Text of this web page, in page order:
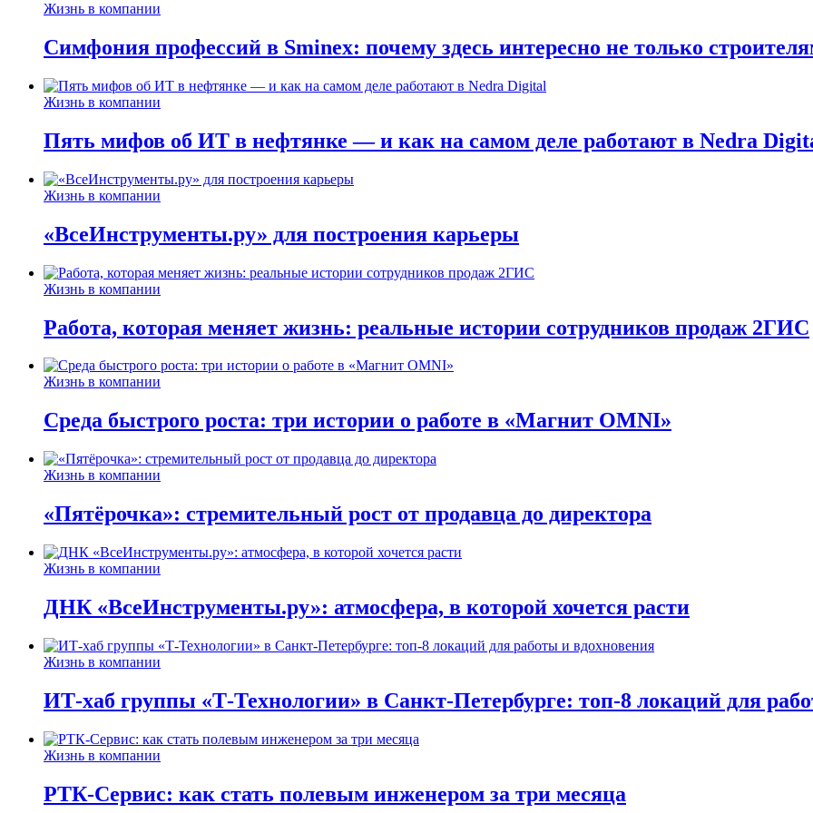
Жизнь в компании
Симфония профессий в Sminex: почему здесь интересно не только
Жизнь в компании
Пять мифов об ИТ в нефтянке — и как на самом деле работают в Nedra
Жизнь в компании
«ВсеИнструменты.ру» для построения карьеры
Жизнь в компании
Работа, которая меняет жизнь: реальные истории сотрудников продаж 2ГИС
Жизнь в компании
Среда быстрого роста: три истории о работе в «Магнит OMNI»
Жизнь в компании
«Пятёрочка»: стремительный рост от продавца до директора
Жизнь в компании
ДНК «ВсеИнструменты.ру»: атмосфера, в которой хочется расти
Жизнь в компании
ИТ-хаб группы «Т-Технологии» в Санкт-Петербурге: топ-8 локаций для
Жизнь в компании
РТК-Сервис: как стать полевым инженером за три месяца